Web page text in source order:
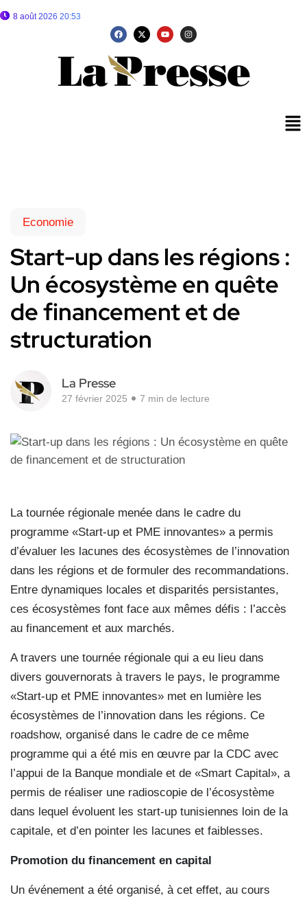
8 août 2026 20:53
Economie
Start-up dans les régions :
Un écosystème en quête
de financement et de
structuration
La Presse
27 février 2025 7 min de lecture
La tournée régionale menée dans le cadre du
programme «Start-up et PME innovantes» a permis
d’évaluer les lacunes des écosystèmes de l’innovation
dans les régions et de formuler des recommandations.
Entre dynamiques locales et disparités persistantes,
ces écosystèmes font face aux mêmes défis : l’accès
au financement et aux marchés.
A travers une tournée régionale qui a eu lieu dans
divers gouvernorats à travers le pays, le programme
«Start-up et PME innovantes» met en lumière les
écosystèmes de l’innovation dans les régions. Ce
roadshow, organisé dans le cadre de ce même
programme qui a été mis en œuvre par la CDC avec
l’appui de la Banque mondiale et de «Smart Capital», a
permis de réaliser une radioscopie de l’écosystème
dans lequel évoluent les start-up tunisiennes loin de la
capitale, et d’en pointer les lacunes et faiblesses.
Promotion du financement en capital
Un événement a été organisé, à cet effet, au cours